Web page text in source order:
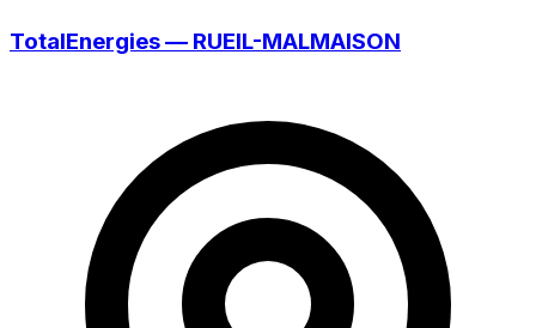
TotalEnergies — RUEIL-MALMAISON